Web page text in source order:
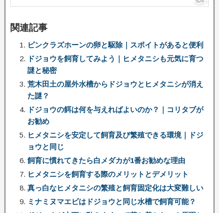
関連記事
ピンクラズホーンの卵と駆除｜スポイトがあると便利
ドジョウを飼育してみよう｜ヒメタニシも元気に育つ
謎と秘密
荒木田土の屋外水槽からドジョウとヒメタニシが消え
た謎？
ドジョウの餌は何を与えればよいのか？｜コリタブが
お勧め
ヒメタニシを安定して飼育及び繁殖できる環境｜ドジ
ョウと同じ
飼育に慣れてきたら白メダカが1番お勧めな理由
ヒメタニシを飼育する際のメリットとデメリット
真っ白なヒメタニシの繁殖と飼育固定化は大変難しい
ミナミヌマエビはドジョウと同じ水槽で飼育可能？